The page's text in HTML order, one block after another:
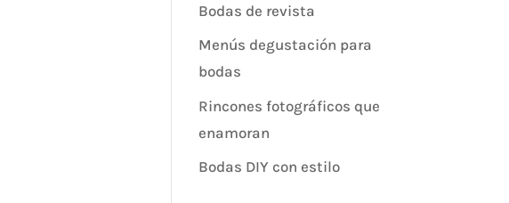
Bodas de revista
Menús degustación para
bodas
Rincones fotográficos que
enamoran
Bodas DIY con estilo